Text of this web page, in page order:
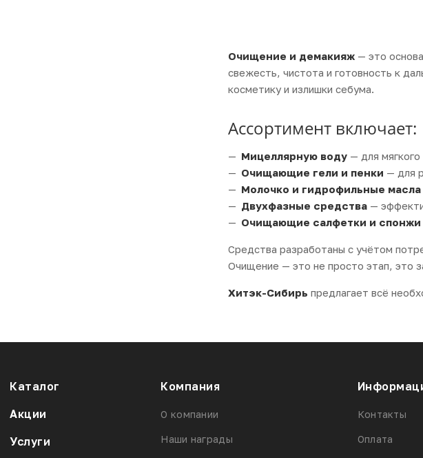
Очищение и демакияж — это
свежесть, чистота и готовность к
косметику и излишки себума.
Ассортимент включает:
Мицеллярную воду — для
Очищающие гели и пенки — для
Молочко и гидрофильные масла
Двухфазные средства —
Очищающие салфетки и спонжи
Средства разработаны с учётом
Очищение — это не просто этап, это
Хитэк-Сибирь предлагает всё
Каталог
Акции
Услуги
Компания
О компании
Наши награды
Контакты
Оплата